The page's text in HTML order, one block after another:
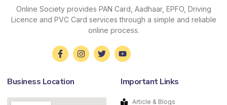
Online Society provides PAN Card, Aadhaar, EPFO, Driving
Licence and PVC Card services through a simple and reliable
online process.
Business Location Important Links
Article & Blogs